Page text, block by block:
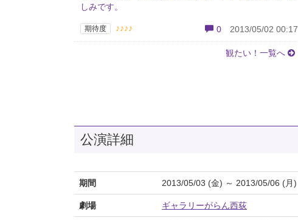
しみです。
期待度 ♪♪♪♪ 0 2013/05/02 00:17
観たい！一覧へ
公演詳細
期間 2013/05/03 (金) ～ 2013/05/06 (月)
劇場 ギャラリーがらん西荻